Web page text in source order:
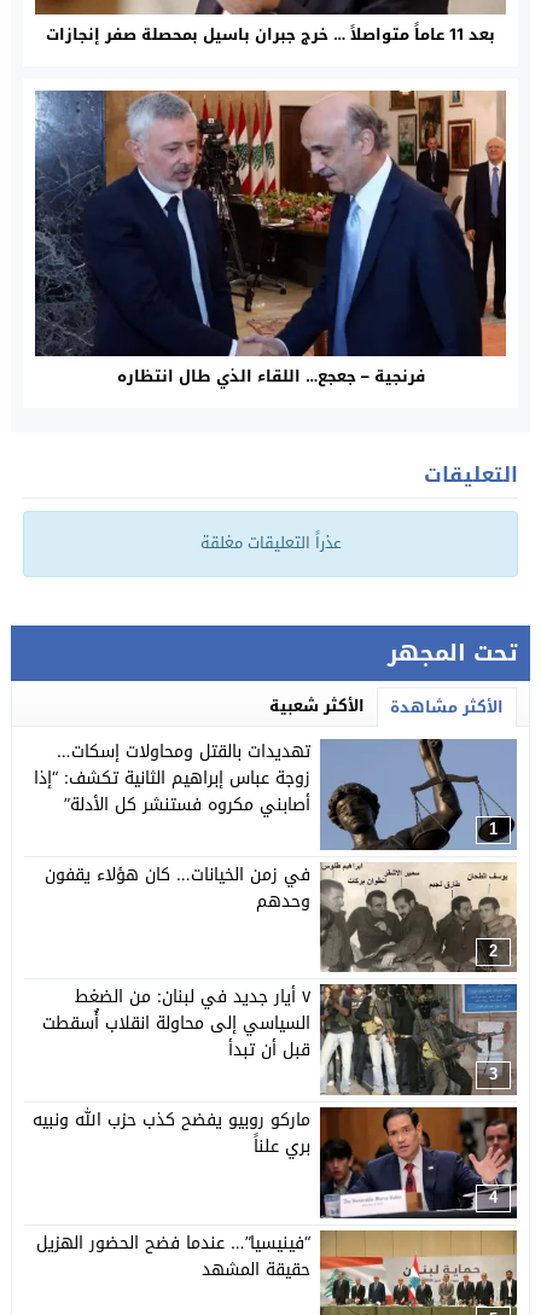
‏بعد 11 عاماً متواصلاً … خرج جبران باسيل بمحصلة صفر إنجازات
فرنجية – جعجع… اللقاء الذي طال انتظاره
التعليقات
عذراً التعليقات مغلقة
تحت المجهر
الأكثر مشاهدة الأكثر شعبية
1
تهديدات بالقتل ومحاولات إسكات…
زوجة عباس إبراهيم الثانية تكشف: “إذا
أصابني مكروه فستنشر كل الأدلة”
2
في زمن الخيانات… كان هؤلاء يقفون
وحدهم
3
٧ أيار جديد في لبنان: من الضغط
السياسي إلى محاولة انقلاب أُسقطت
قبل أن تبدأ
4
ماركو روبيو يفضح كذب حزب الله ونبيه
بري علناً
“فينيسيا”… عندما فضح الحضور الهزيل
حقيقة المشهد